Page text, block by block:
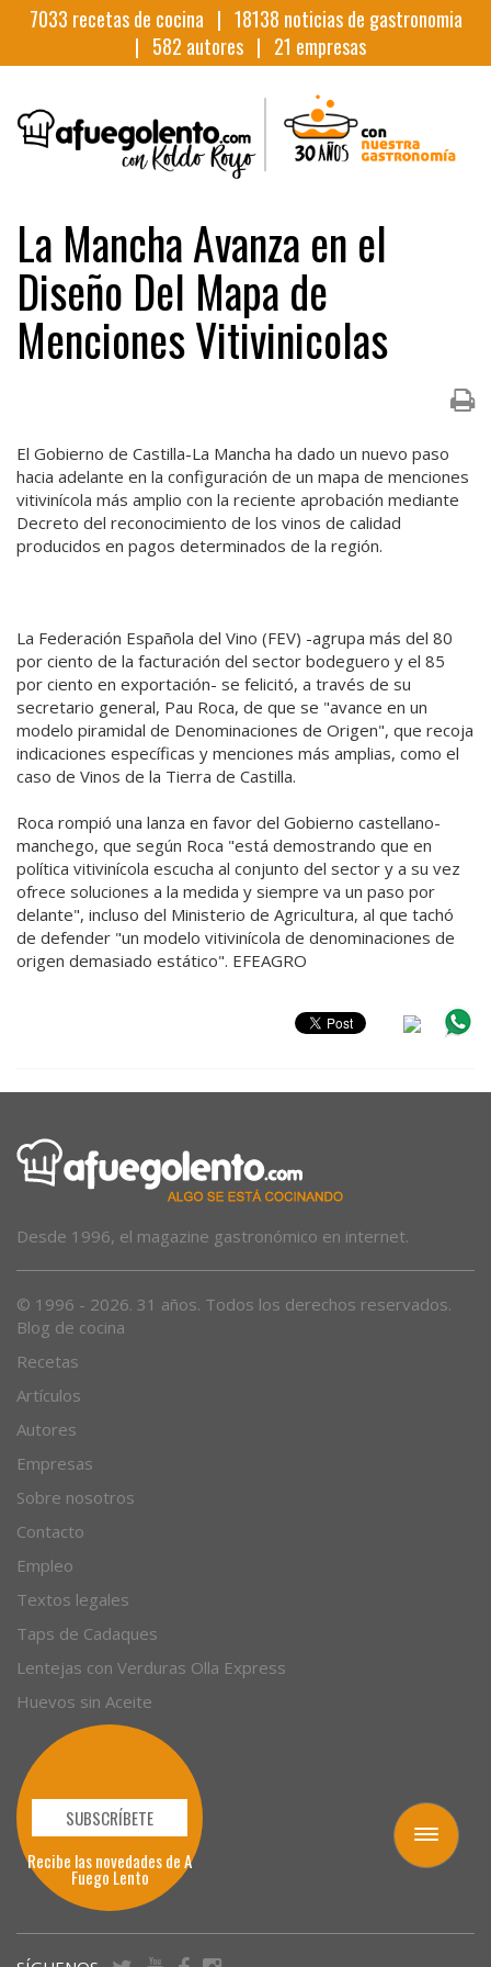
7033 recetas de cocina | 18138 noticias de gastronomia
| 582 autores | 21 empresas
Toggle
navigation
La Mancha Avanza en el
Diseño Del Mapa de
Menciones Vitivinicolas
El Gobierno de Castilla-La Mancha ha dado un nuevo paso
hacia adelante en la configuración de un mapa de menciones
vitivinícola más amplio con la reciente aprobación mediante
Decreto del reconocimiento de los vinos de calidad
producidos en pagos determinados de la región.
La Federación Española del Vino (FEV) -agrupa más del 80
por ciento de la facturación del sector bodeguero y el 85
por ciento en exportación- se felicitó, a través de su
secretario general, Pau Roca, de que se "avance en un
modelo piramidal de Denominaciones de Origen", que recoja
indicaciones específicas y menciones más amplias, como el
caso de Vinos de la Tierra de Castilla.
Roca rompió una lanza en favor del Gobierno castellano-
manchego, que según Roca "está demostrando que en
política vitivinícola escucha al conjunto del sector y a su vez
ofrece soluciones a la medida y siempre va un paso por
delante", incluso del Ministerio de Agricultura, al que tachó
de defender "un modelo vitivinícola de denominaciones de
origen demasiado estático". EFEAGRO
Desde 1996, el magazine gastronómico en internet.
© 1996 - 2026. 31 años. Todos los derechos reservados.
Blog de cocina
Recetas
Artículos
Autores
Empresas
Sobre nosotros
Contacto
Empleo
Textos legales
Taps de Cadaques
Lentejas con Verduras Olla Express
Huevos sin Aceite
SUBSCRÍBETE
Recibe las novedades de A
Fuego Lento